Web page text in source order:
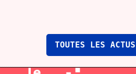
TOUTES LES